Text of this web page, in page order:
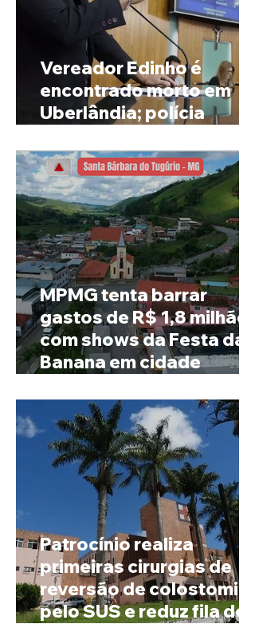
Vereador Edinho é
encontrado morto em
Uberlândia; polícia
MPMG tenta barrar
gastos de R$ 1,8 milhão
com shows da Festa da
Banana em cidade
4 mil habitantes
Patrocínio realiza
primeiras cirurgias de
reversão de colostomia
pelo SUS e reduz fila de